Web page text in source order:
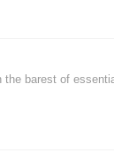
the barest of